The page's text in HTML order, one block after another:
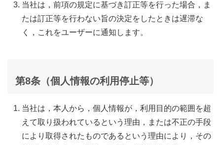
当社は，前項の規定に基づき訂正等を行った場合，ま
たは訂正等を行わない旨の決定をしたときは遅滞な
く，これをユーザーに通知します。
第8条（個人情報の利用停止等）
当社は，本人から，個人情報が，利用目的の範囲を超
えて取り扱われているという理由，または不正の手段
により取得されたものであるという理由により，その